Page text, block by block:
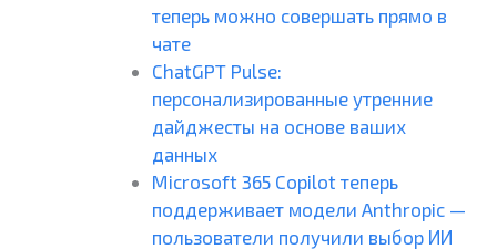
теперь можно совершать прямо в
чате
ChatGPT Pulse:
персонализированные утренние
дайджесты на основе ваших
данных
Microsoft 365 Copilot теперь
поддерживает модели Anthropic —
пользователи получили выбор ИИ